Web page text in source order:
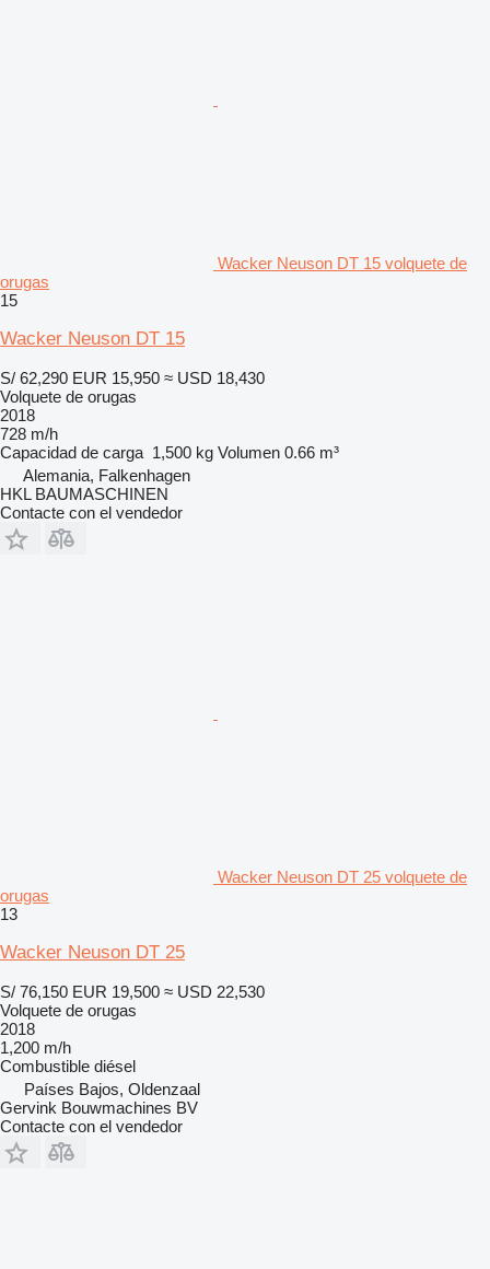
Wacker Neuson DT 15 volquete de
orugas
15
Wacker Neuson DT 15
S/ 62,290 EUR 15,950 ≈ USD 18,430
Volquete de orugas
2018
728 m/h
Capacidad de carga 1,500 kg Volumen 0.66 m³
Alemania, Falkenhagen
HKL BAUMASCHINEN
Contacte con el vendedor
Wacker Neuson DT 25 volquete de
orugas
13
Wacker Neuson DT 25
S/ 76,150 EUR 19,500 ≈ USD 22,530
Volquete de orugas
2018
1,200 m/h
Combustible diésel
Países Bajos, Oldenzaal
Gervink Bouwmachines BV
Contacte con el vendedor